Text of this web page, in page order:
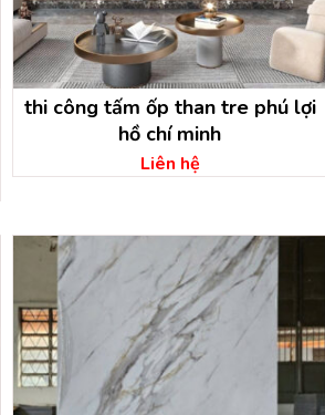
thi công tấm ốp than tre phú lợi
hồ chí minh
Liên hệ